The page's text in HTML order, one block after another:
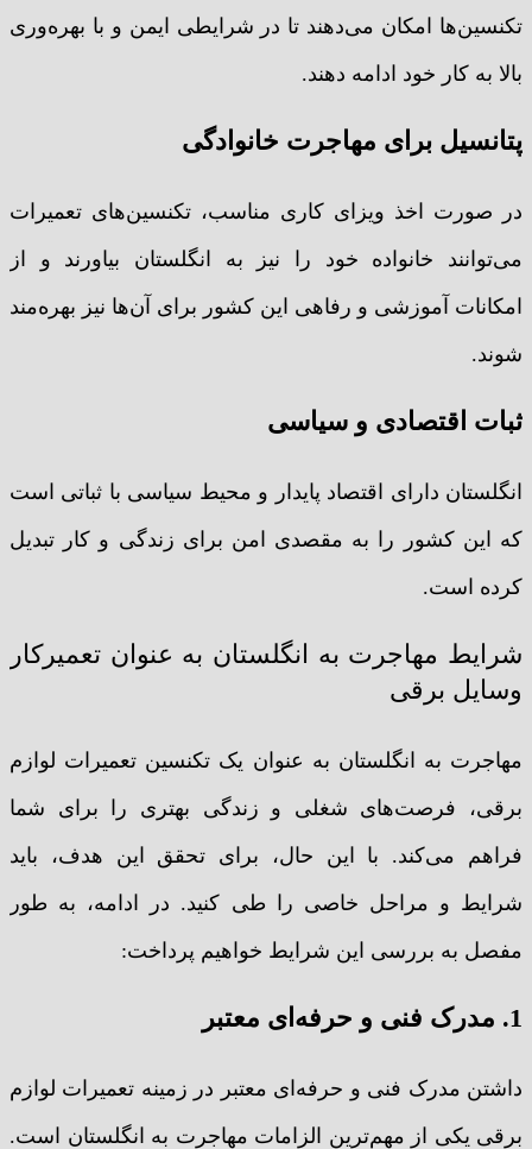
تکنسین‌ها امکان می‌دهند تا در شرایطی ایمن و با بهره‌وری
بالا به کار خود ادامه دهند.
پتانسیل برای مهاجرت خانوادگی
در صورت اخذ ویزای کاری مناسب، تکنسین‌های تعمیرات
می‌توانند خانواده خود را نیز به انگلستان بیاورند و از
امکانات آموزشی و رفاهی این کشور برای آن‌ها نیز بهره‌مند
شوند.
ثبات اقتصادی و سیاسی
انگلستان دارای اقتصاد پایدار و محیط سیاسی با ثباتی است
که این کشور را به مقصدی امن برای زندگی و کار تبدیل
کرده است.
شرایط مهاجرت به انگلستان به عنوان تعمیرکار
وسایل برقی
مهاجرت به انگلستان به عنوان یک تکنسین تعمیرات لوازم
برقی، فرصت‌های شغلی و زندگی بهتری را برای شما
فراهم می‌کند. با این حال، برای تحقق این هدف، باید
شرایط و مراحل خاصی را طی کنید. در ادامه، به طور
مفصل به بررسی این شرایط خواهیم پرداخت:
1. مدرک فنی و حرفه‌ای معتبر
داشتن مدرک فنی و حرفه‌ای معتبر در زمینه تعمیرات لوازم
برقی یکی از مهم‌ترین الزامات مهاجرت به انگلستان است.